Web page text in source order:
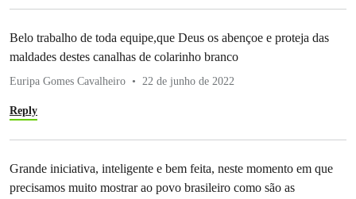
Belo trabalho de toda equipe,que Deus os abençoe e proteja das
maldades destes canalhas de colarinho branco
Euripa Gomes Cavalheiro 22 de junho de 2022
Reply
Grande iniciativa, inteligente e bem feita, neste momento em que
precisamos muito mostrar ao povo brasileiro como são as